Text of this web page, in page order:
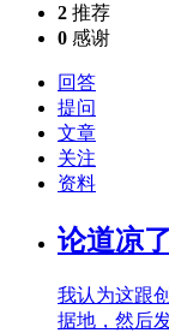
2 推荐
0 感谢
回答
提问
文章
关注
资料
论道凉
我认为这跟
据地，然后